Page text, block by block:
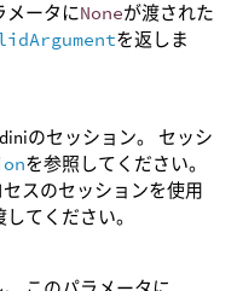
メータにNoneが渡された
を返しま
のセッション。 セッシ
を参照してください。
スのセッションを使用
てください。